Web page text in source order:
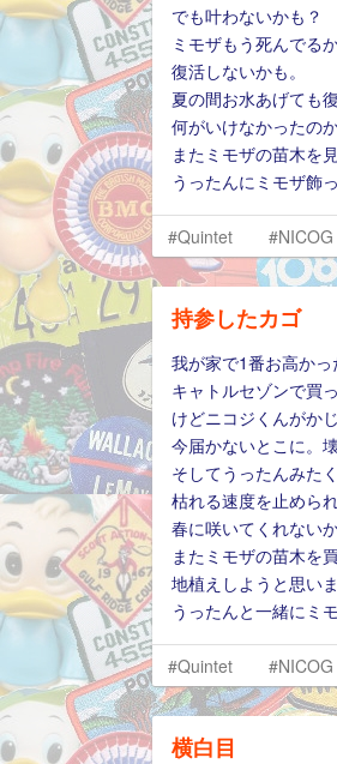
でも叶わないかも？
ミモザもう死んでる
復活しないかも。
夏の間お水あげても
何がいけなかったの
またミモザの苗木を
うったんにミモザ飾
#Quintet #NICOG
持参したカゴ
我が家で1番お高かっ
キャトルセゾンで買
けどニコジくんがか
今届かないとこに。
そしてうったんみた
枯れる速度を止めら
春に咲いてくれないか
またミモザの苗木を
地植えしようと思いま
うったんと一緒にミ
#Quintet #NICOG
横白目